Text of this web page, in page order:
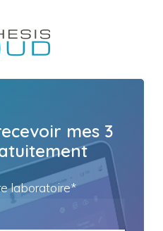
mes 3
laboratoire*